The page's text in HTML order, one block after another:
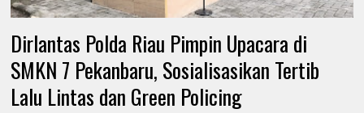
Dirlantas Polda Riau Pimpin Upacara di
SMKN 7 Pekanbaru, Sosialisasikan Tertib
Lalu Lintas dan Green Policing